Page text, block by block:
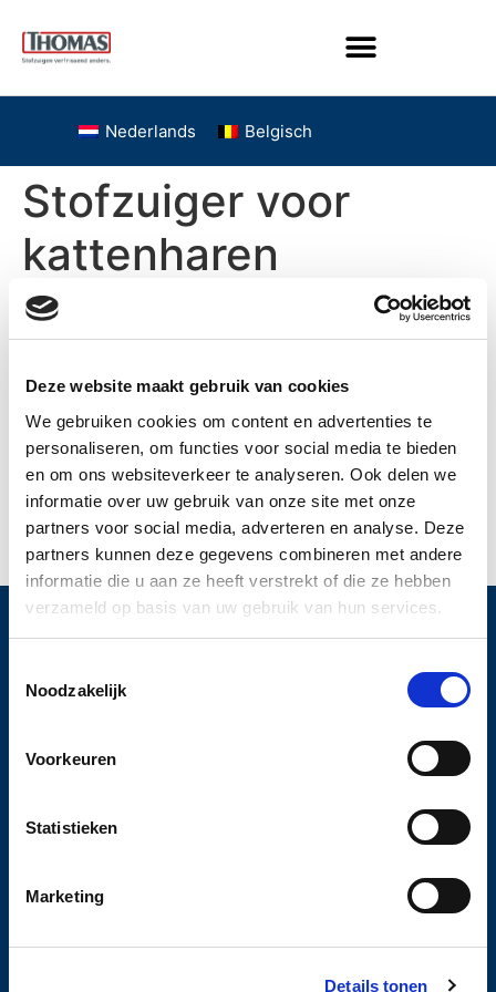
Deze website maakt gebruik van cookies
We gebruiken cookies om content en advertenties te
personaliseren, om functies voor social media te bieden
en om ons websiteverkeer te analyseren. Ook delen we
informatie over uw gebruik van onze site met onze
partners voor social media, adverteren en analyse. Deze
partners kunnen deze gegevens combineren met andere
informatie die u aan ze heeft verstrekt of die ze hebben
verzameld op basis van uw gebruik van hun services.
Noodzakelijk
Voorkeuren
Statistieken
Marketing
Details tonen
Nederlands Belgisch
Stofzuiger voor
kattenharen
Stofzuiger voor kattenharen
Producten
Reviews
Stofzuigers
Boxer stof- en waszuiger